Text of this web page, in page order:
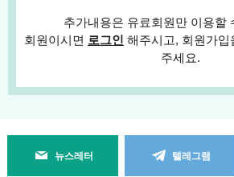
추가내용은 유료회원만 이용할
회원이시면 로그인 해주시고, 회원가입
주세요.
뉴스레터 텔레그램